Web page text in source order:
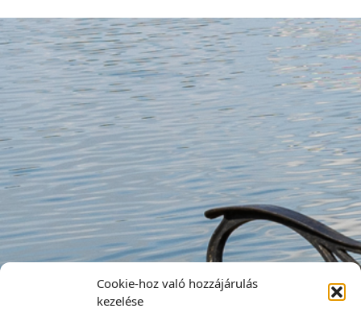
Cookie-hoz való hozzájárulás
kezelése